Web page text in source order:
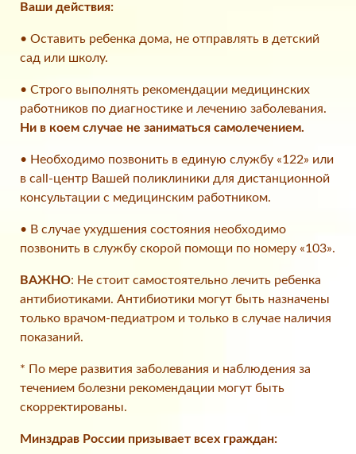
Ваши действия:
• Оставить ребенка дома, не отправлять в детский
сад или школу.
• Строго выполнять рекомендации медицинских
работников по диагностике и лечению заболевания.
Ни в коем случае не заниматься самолечением.
• Необходимо позвонить в единую службу «122» или
в call-центр Вашей поликлиники для дистанционной
консультации с медицинским работником.
• В случае ухудшения состояния необходимо
позвонить в службу скорой помощи по номеру «103».
ВАЖНО: Не стоит самостоятельно лечить ребенка
антибиотиками. Антибиотики могут быть назначены
только врачом-педиатром и только в случае наличия
показаний.
* По мере развития заболевания и наблюдения за
течением болезни рекомендации могут быть
скорректированы.
Минздрав России призывает всех граждан: